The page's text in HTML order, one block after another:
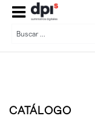
CATÁLOGO